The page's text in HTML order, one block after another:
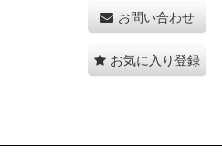
お問い合わせ
お気に入り登録